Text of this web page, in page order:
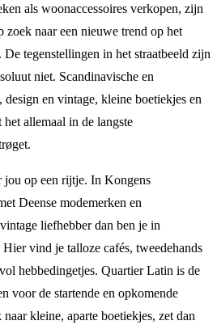
als woonaccessoires verkopen, zijn
zoek naar een nieuwe trend op het
tegenstellingen in het straatbeeld zijn
niet. Scandinavische en
en vintage, kleine boetiekjes en
allemaal in de langste
op een rijtje. In Kongens
Deense modemerken en
liefhebber dan ben je in
vind je talloze cafés, tweedehands
hebbedingetjes. Quartier Latin is de
voor de startende en opkomende
kleine, aparte boetiekjes, zet dan